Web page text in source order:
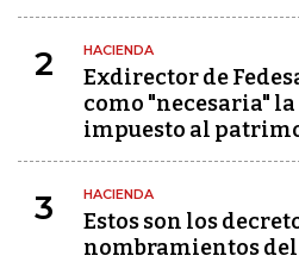
2 HACIENDA
Exdirector de
como "necesaria"
impuesto al
3 HACIENDA
Estos son los
nombramientos